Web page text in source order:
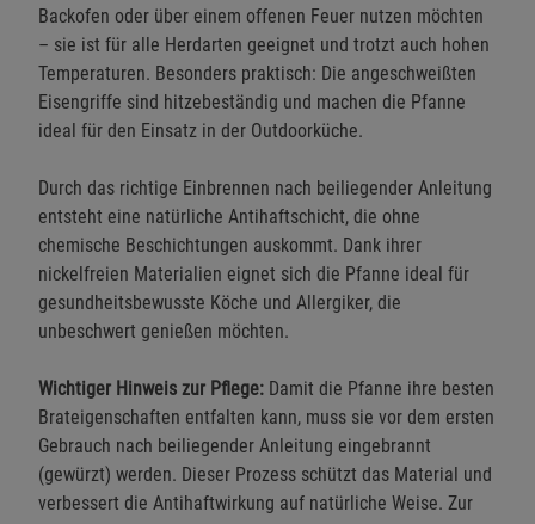
Backofen oder über einem offenen Feuer nutzen möchten
– sie ist für alle Herdarten geeignet und trotzt auch hohen
Temperaturen. Besonders praktisch: Die angeschweißten
Eisengriffe sind hitzebeständig und machen die Pfanne
ideal für den Einsatz in der Outdoorküche.
Durch das richtige Einbrennen nach beiliegender Anleitung
entsteht eine natürliche Antihaftschicht, die ohne
chemische Beschichtungen auskommt. Dank ihrer
nickelfreien Materialien eignet sich die Pfanne ideal für
gesundheitsbewusste Köche und Allergiker, die
unbeschwert genießen möchten.
Wichtiger Hinweis zur Pflege: Damit die Pfanne ihre besten
Brateigenschaften entfalten kann, muss sie vor dem ersten
Gebrauch nach beiliegender Anleitung eingebrannt
(gewürzt) werden. Dieser Prozess schützt das Material und
verbessert die Antihaftwirkung auf natürliche Weise. Zur